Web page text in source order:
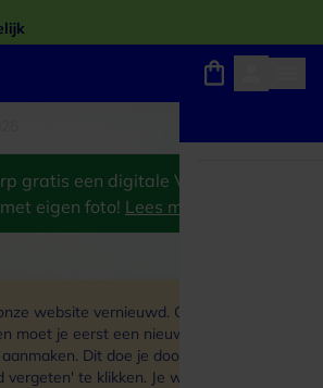
gratis een digitale VVV
eigen foto! Lees meer
website vernieuwd. Om in te
moet je eerst een nieuw
Dit doe je door op de link
te klikken. Je winkelmand